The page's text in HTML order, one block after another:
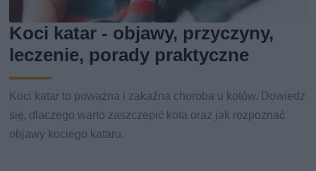
Koci katar - objawy, przyczyny,
leczenie, porady praktyczne
Koci katar to poważna i zakaźna choroba u kotów. Dowiedz
się, dlaczego warto zaszczepić kota oraz jak rozpoznać
objawy kociego kataru.